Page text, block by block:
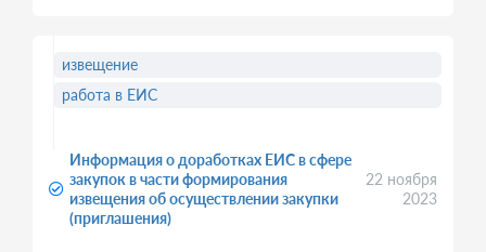
Информация о доработках ЕИС в сфере
закупок в части формирования
извещения об осуществлении закупки
(приглашения)
22 ноября
2023
извещение
работа в ЕИС